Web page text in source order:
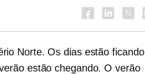
Norte. Os dias estão ficando
estão chegando. O verão